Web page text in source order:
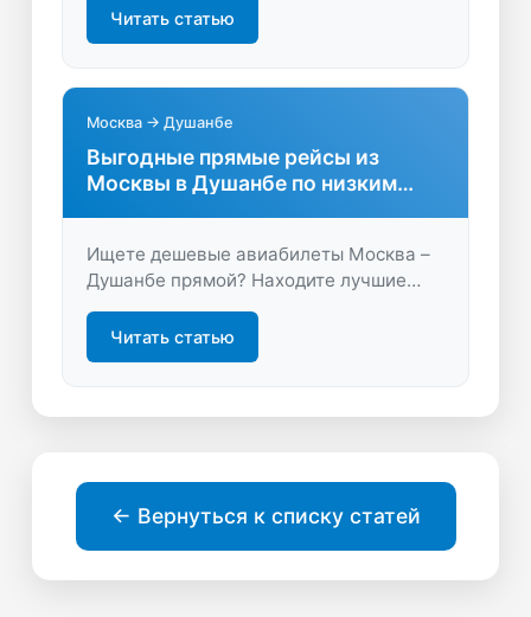
и сэкономьте с LastBilet.ru. Комфортные
перелёты по выгодным условиям —
Читать статью
Москва → Душанбе
Выгодные прямые рейсы из
Москвы в Душанбе по низким
Ищете дешевые авиабилеты Москва –
Душанбе прямой? Находите лучшие
экономьте время и деньги на
перелетах. Удобный поиск, выгодные
Читать статью
← Вернуться к списку статей